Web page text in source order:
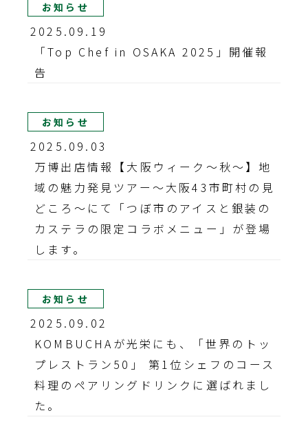
お知らせ
2025.09.19
「Top Chef in OSAKA 2025」開催報
告
お知らせ
2025.09.03
万博出店情報【大阪ウィーク〜秋〜】地
域の魅力発見ツアー～大阪43市町村の見
どころ～にて「つぼ市のアイスと銀装の
カステラの限定コラボメニュー」が登場
します。
お知らせ
2025.09.02
KOMBUCHAが光栄にも、「世界のトッ
プレストラン50」 第1位シェフのコース
料理のペアリングドリンクに選ばれまし
た。